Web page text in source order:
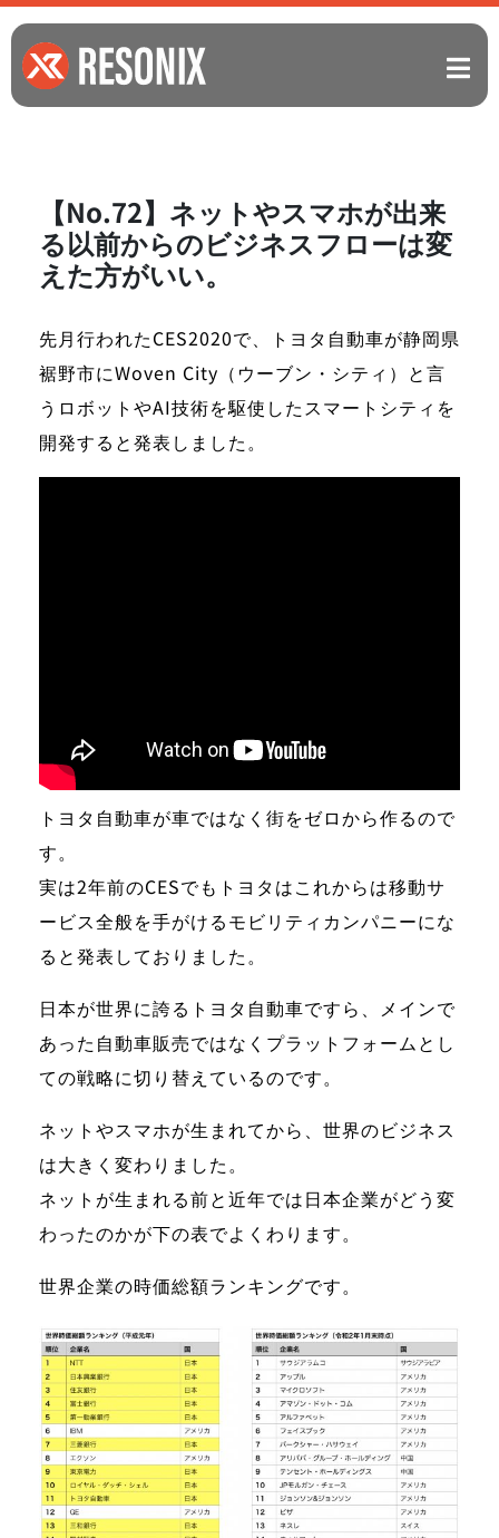
【No.72】ネットやスマホが出来
る以前からのビジネスフローは変
えた方がいい。
先月行われたCES2020で、トヨタ自動車が静岡県
裾野市にWoven City（ウーブン・シティ） と言
うロボットやAI技術を駆使したスマートシティを
開発すると発表しました。
トヨタ自動車が車ではなく街をゼロから作るので
す。
実は2年前のCESでもトヨタはこれからは移動サ
ービス全般を手がけるモビリティカンパニーにな
ると発表しておりました。
日本が世界に誇るトヨタ自動車ですら、メインで
あった自動車販売ではなくプラットフォームとし
ての戦略に切り替えているのです。
ネットやスマホが生まれてから、世界のビジネス
は大きく変わりました。
ネットが生まれる前と近年では日本企業がどう変
わったのかが下の表でよくわります。
世界企業の時価総額ランキングです。